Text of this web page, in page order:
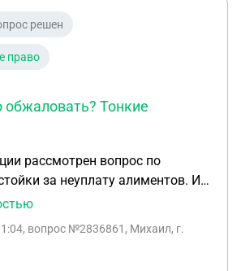
решен
право
обжаловать? Тонкие
рассмотрен вопрос по
за неуплату алиментов. Иск
сумма уменьшена в ~2
обжаловал
, вопрос №2836861, Михаил, г.